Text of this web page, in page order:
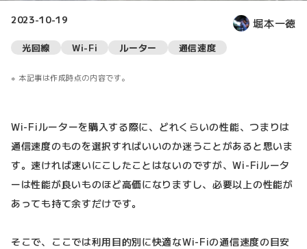
2023-10-19 堀本一徳
光回線 Wi-Fi ルーター 通信速度
本記事は作成時点の内容です。
Wi-Fiルーターを購入する際に、どれくらいの性能、つまりは
通信速度のものを選択すればいいのか迷うことがあると思いま
す。速ければ速いにこしたことはないのですが、Wi-Fiルータ
ーは性能が良いものほど高価になりますし、必要以上の性能が
あっても持て余すだけです。
そこで、ここでは利用目的別に快適なWi-Fiの通信速度の目安